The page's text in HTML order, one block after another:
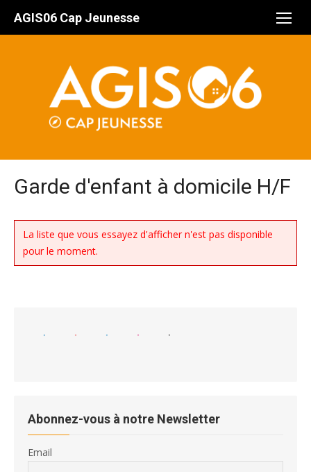
AGIS06 Cap Jeunesse
Garde d'enfant à domicile H/F
La liste que vous essayez d'afficher n'est pas disponible
pour le moment.
Abonnez-vous à notre Newsletter
Email